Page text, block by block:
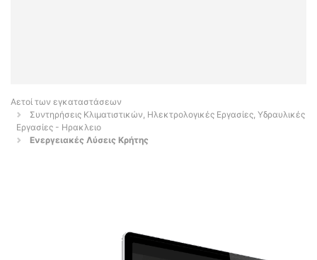
Αετοί των εγκαταστάσεων
Συντηρήσεις Κλιματιστικών, Ηλεκτρολογικές Εργασίες, Υδραυλικές
Εργασίες - Ηρακλειο
Ενεργειακές Λύσεις Κρήτης